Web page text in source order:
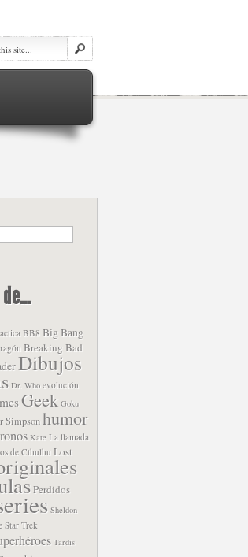
BB8 Big Bang
Breaking Bad
Dibujos
Dr. Who evolución
Geek Goku
Simpsonhumor
Kate La llamada
de Cthulhu Lost
Perdidos
Sheldon
Star Trek
Tardis